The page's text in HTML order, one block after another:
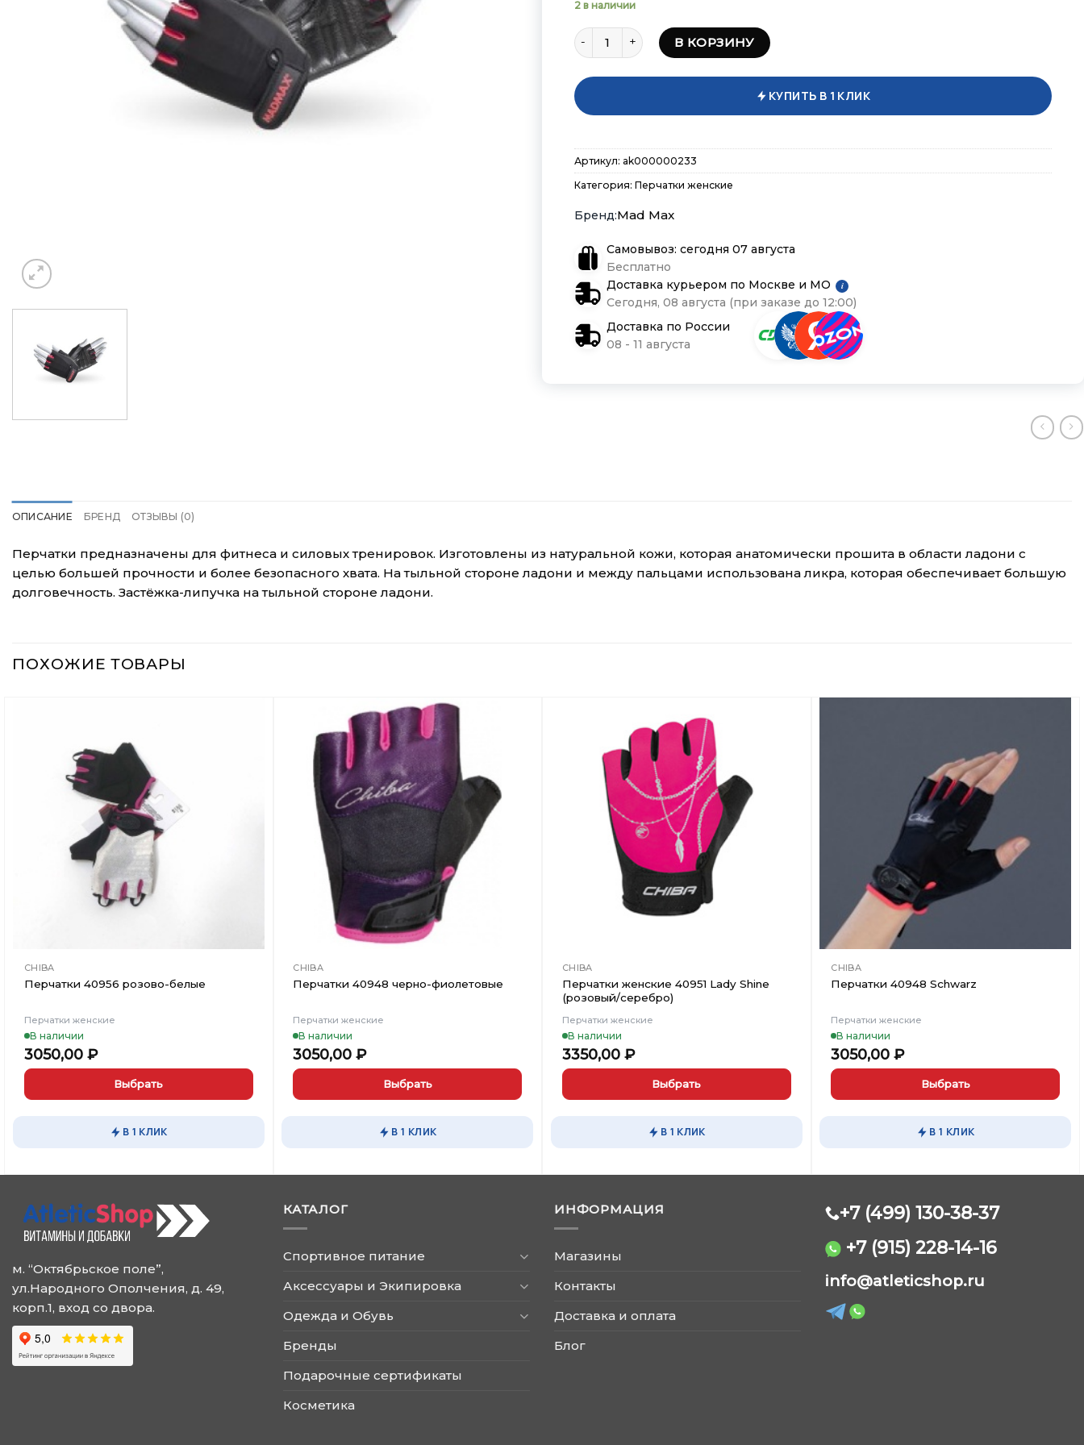
2 в наличии
Количество товара Перчатки женские MFG 251
В КОРЗИНУ
КУПИТЬ В 1 КЛИК
Артикул: ak000000233
Категория: Перчатки женские
Mad Max
Самовывоз: сегодня 07 августа
Бесплатно
Доставка курьером по Москве и МО
i
Сегодня, 08 августа (при заказе до 12:00)
Доставка по России
08 - 11 августа
ОПИСАНИЕ БРЕНД ОТЗЫВЫ (0)
Перчатки предназначены для фитнеса и силовых тренировок. Изготовлены из натуральной кожи, которая анатомически прошита в области ладони с
целью большей прочности и более безопасного хвата. На тыльной стороне ладони и между пальцами использована ликра, которая обеспечивает большую
долговечность. Застёжка-липучка на тыльной стороне ладони.
ПОХОЖИЕ ТОВАРЫ
CHIBA
Перчатки 40956 розово-белые
Перчатки женские
В наличии
3050,00 ₽
Выбрать
вариаций.
можно
выбрать
на
товара.
В 1 КЛИК
Вишлист
CHIBA
Перчатки 40948 черно-фиолетовые
Перчатки женские
В наличии
3050,00₽
Выбрать
вариаций.
можно
выбрать
странице
В 1 КЛИК
CHIBA
Перчатки женские 40951 Lady Shine
(розовый/серебро)
Перчатки женские
В наличии
3350,00 ₽
Выбрать
вариаций.
можно
выбрать
странице
В 1 КЛИК
Добавить
CHIBA
Перчатки 40948 Schwarz
Перчатки женские
В наличии
3050,00₽
Выбрать
вариаций.
можно
выбрать
на
странице
товара.
В 1 КЛИК
м. “Октябрьское поле”,
ул.Народного Ополчения, д. 49,
корп.1, вход со двора.
КАТАЛОГ
Спортивное питание
Аксессуары и Экипировка
Одежда и Обувь
Бренды
Подарочные сертификаты
Косметика
ИНФОРМАЦИЯ
Магазины
Контакты
Доставка и оплата
Блог
+7 (499) 130-38-37
+7 (915) 228-14-16
info@atleticshop.ru
Обычно отвечаем быстро